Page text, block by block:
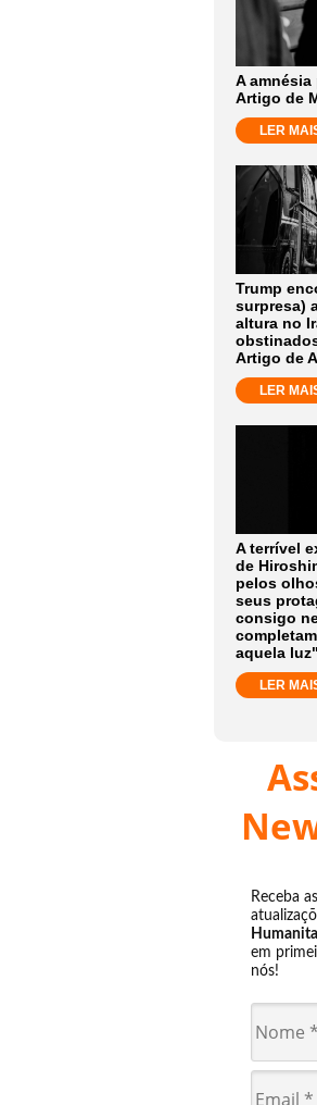
A
Artigo de
LER
Trump
surpresa)
altura no
Artigo de
LER
A terrível
de
pelos
seus
consigo
aquela luz"
LER
Receba
em
nós!